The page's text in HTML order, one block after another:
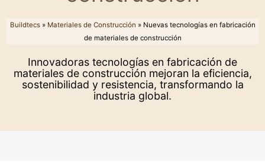
Buildtecs» Materiales de Construcción » Nuevas tecnologías en fabricación
de materiales de construcción
Innovadoras tecnologías en fabricación de
materiales de construcción mejoran la eficiencia,
sostenibilidad y resistencia, transformando la
industria global.